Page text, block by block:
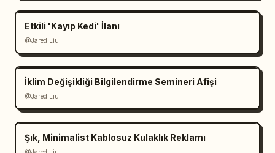
Etkili 'Kayıp Kedi' İlanı
@Jared Liu
İklim Değişikliği Bilgilendirme Semineri Afişi
@Jared Liu
Şık, Minimalist Kablosuz Kulaklık Reklamı